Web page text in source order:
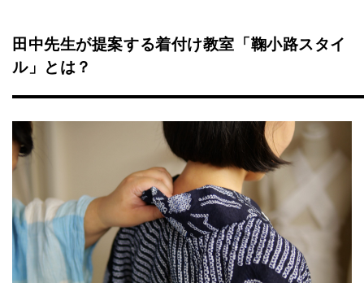
田中先生が提案する着付け教室「鞠小路スタイ
ル」とは？